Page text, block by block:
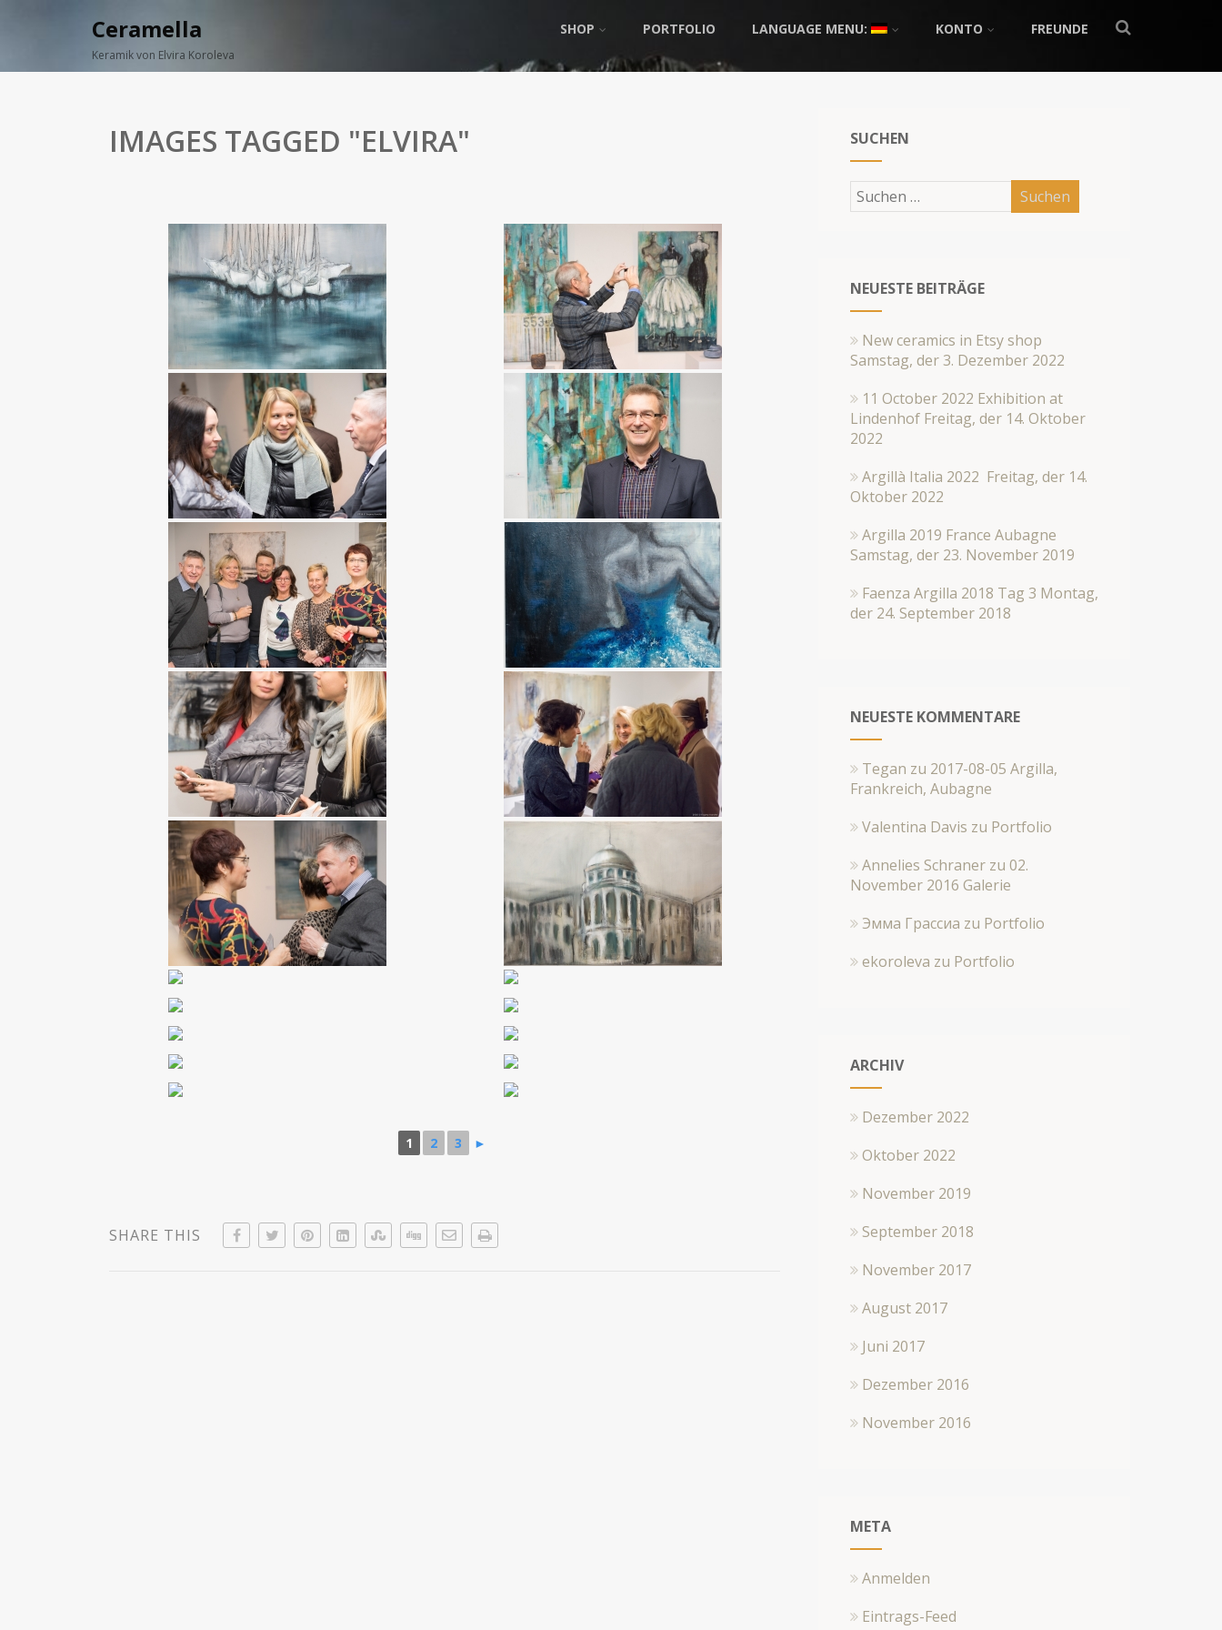
Ceramella
Keramik von Elvira Koroleva
SHOP PORTFOLIO LANGUAGE MENU: KONTO FREUNDE
IMAGES TAGGED "ELVIRA"
1 2 3 ►
SHARE THIS
SUCHEN
NEUESTE BEITRÄGE
New ceramics in Etsy shop
Samstag, der 3. Dezember 2022
11 October 2022 Exhibition at
Lindenhof Freitag, der 14. Oktober
2022
Argillà Italia 2022 Freitag, der 14.
Oktober 2022
Argilla 2019 France Aubagne
Samstag, der 23. November 2019
Faenza Argilla 2018 Tag 3 Montag,
der 24. September 2018
NEUESTE KOMMENTARE
Tegan zu 2017-08-05 Argilla,
Frankreich, Aubagne
Valentina Davis zu Portfolio
Annelies Schranerzu 02.
November 2016 Galerie
Эмма Грассиа zu Portfolio
ekoroleva zu Portfolio
ARCHIV
Dezember 2022
Oktober 2022
November 2019
September 2018
November 2017
August 2017
Juni 2017
Dezember 2016
November 2016
META
Anmelden
Eintrags-Feed